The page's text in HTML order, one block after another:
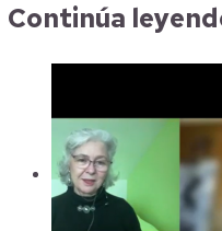
Continúa